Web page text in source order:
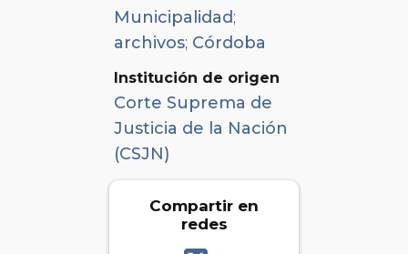
Municipalidad;
archivos; Córdoba
Institución de origen
Corte Suprema de
Justicia de la Nación
(CSJN)
Compartir en
redes